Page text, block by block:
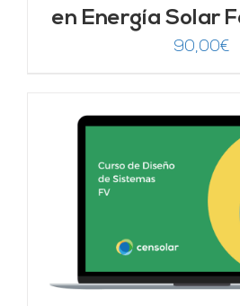
en Energía Solar
90,00€